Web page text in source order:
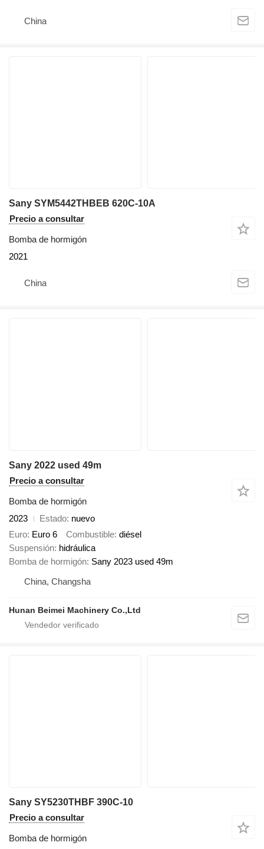
China
Sany SYM5442THBEB 620C-10A
Precio a consultar
Bomba de hormigón
2021
China
Sany 2022 used 49m
Precio a consultar
Bomba de hormigón
2023
Estado nuevo
Euro Euro 6 Combustible diésel
Suspensión hidráulica
Bomba de hormigón Sany 2023 used 49m
China, Changsha
Hunan Beimei Machinery Co.,Ltd
Sany SY5230THBF 390C-10
Precio a consultar
Bomba de hormigón